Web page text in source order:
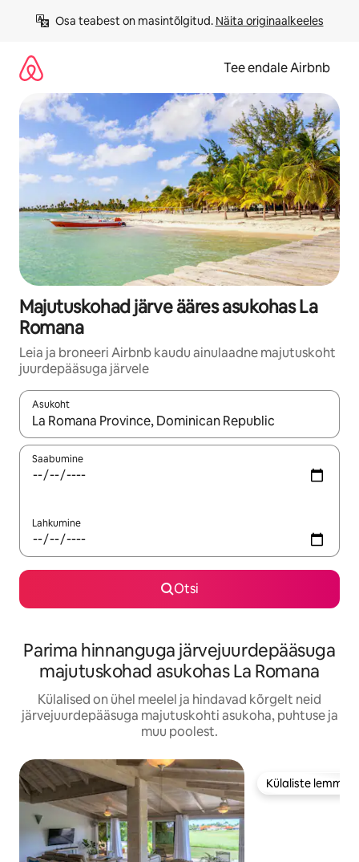
Osa teabest on masintõlgitud. Näita originaalkeeles
Tee endale Airbnb
Majutuskohad järve ääres asukohas La
Romana
Leia ja broneeri Airbnb kaudu ainulaadne majutuskoht
juurdepääsuga järvele
Asukoht
Kui tulemused on kuvatud, liigu ekraanil nooleklahvidega või
Saabumine
Lahkumine
Otsi
Parima hinnanguga järvejuurdepääsuga
majutuskohad asukohas La Romana
Külalised on ühel meelel ja hindavad kõrgelt neid
järvejuurdepääsuga majutuskohti asukoha, puhtuse ja
muu poolest.
Külaliste lemmik
Külaliste lemmik